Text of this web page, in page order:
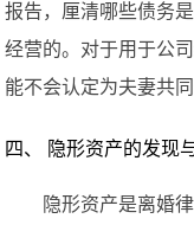
报告，厘清哪些债务
经营的。对于用于公
能不会认定为夫妻共
四、 隐形资产的发现
隐形资产是离婚